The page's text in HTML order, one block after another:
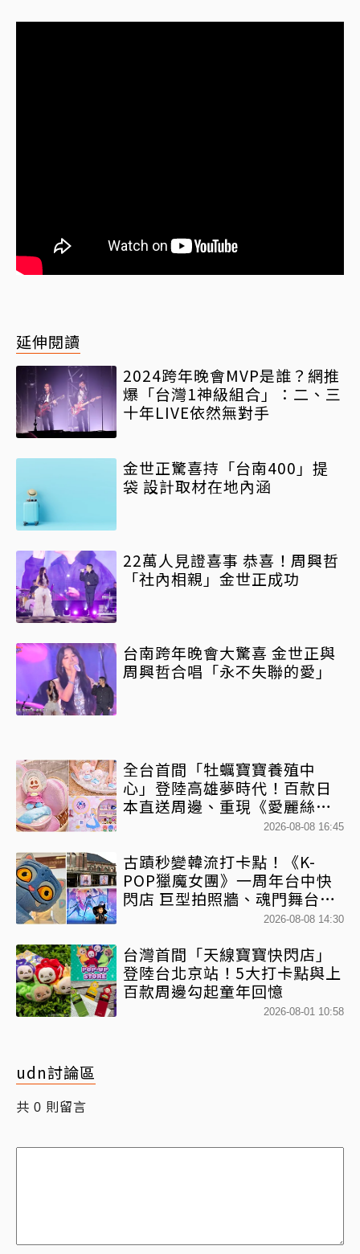
延伸閱讀
2024跨年晚會MVP是誰？網推
爆「台灣1神級組合」：二、三
十年LIVE依然無對手
金世正驚喜持「台南400」提
袋 設計取材在地內涵
22萬人見證喜事 恭喜！周興哲
「社內相親」金世正成功
台南跨年晚會大驚喜 金世正與
周興哲合唱「永不失聯的愛」
全台首間「牡蠣寶寶養殖中
心」登陸高雄夢時代！百款日
本直送周邊、重現《愛麗絲夢
2026-08-08 16:45
古蹟秒變韓流打卡點！《K-
POP獵魔女團》一周年台中快
閃店 巨型拍照牆、魂門舞台、
100+款限定周邊一次看2026-08-08 14:30
台灣首間「天線寶寶快閃店」
登陸台北京站！5大打卡點與上
百款周邊勾起童年回憶
2026-08-01 10:58
udn討論區
共 0 則留言